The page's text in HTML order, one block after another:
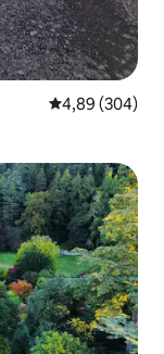
Gemiddelde
4,89 (304)